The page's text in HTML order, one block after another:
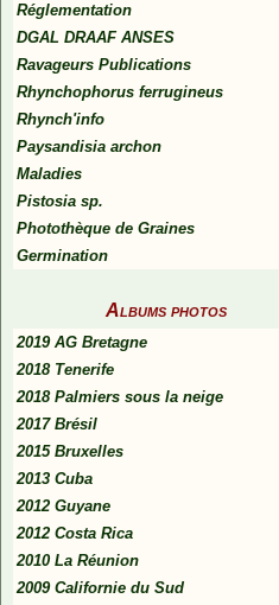
Réglementation
DGAL DRAAF ANSES
Ravageurs Publications
Rhynchophorus ferrugineus
Rhynch'info
Paysandisia archon
Maladies
Pistosia sp.
Photothèque de Graines
Germination
Albums photos
2019 AG Bretagne
2018 Tenerife
2018 Palmiers sous la neige
2017 Brésil
2015 Bruxelles
2013 Cuba
2012 Guyane
2012 Costa Rica
2010 La Réunion
2009 Californie du Sud